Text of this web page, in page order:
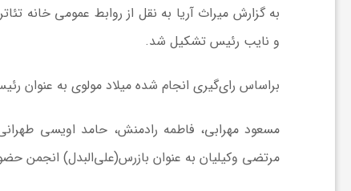
به گزارش میراث آریا به نقل از روابط عمومی خانه
و نایب رئیس تشکیل شد.
براساس رای‌گیری انجام شده میلاد مولوی به عنوان
مسعود مهرابی، فاطمه رادمنش، حامد اویسی
مرتضی وکیلیان به عنوان بازرس(علی‌البدل) انجمن